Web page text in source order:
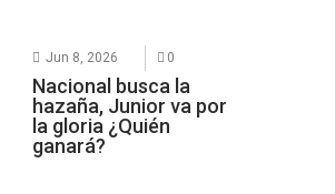
Jun 8, 2026 0
Nacional busca la
hazaña, Junior va por
la gloria ¿Quién
ganará?